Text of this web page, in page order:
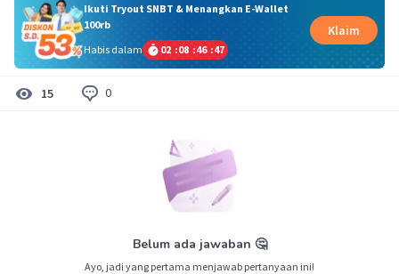
Ikuti Tryout SNBT & Menangkan E-Wallet
100rb
Habis dalam
02 :08 :46 :46
Klaim
15 0
Belum ada jawaban 🤔
Ayo, jadi yang pertama menjawab pertanyaan ini!